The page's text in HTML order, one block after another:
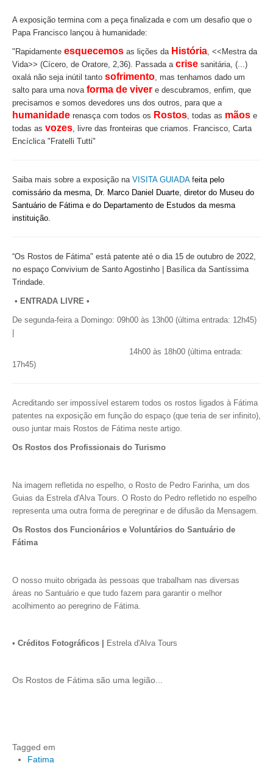
A exposição termina com a peça finalizada e com um desafio que o
Papa Francisco lançou à humanidade:
"Rapidamente esquecemos as lições da História, <<Mestra da
Vida>> (Cícero, de Oratore, 2,36). Passada a crise sanitária, (...)
oxalá não seja inútil tanto sofrimento, mas tenhamos dado um
salto para uma nova forma de viver e descubramos, enfim, que
precisamos e somos devedores uns dos outros, para que a
humanidade renasça com todos os Rostos, todas as mãos e
todas as vozes, livre das fronteiras que criamos. Francisco, Carta
Encíclica "Fratelli Tutti"
Saiba mais sobre a exposição na VISITA GUIADAfeita pelo
comissário da mesma, Dr. Marco Daniel Duarte, diretor do Museu do
Santuário de Fátima e do Departamento de Estudos da mesma
instituição.
“Os Rostos de Fátima" está patente até o dia 15 de outubro de 2022,
no espaço Convivium de Santo Agostinho | Basílica da Santíssima
Trindade.
• ENTRADA LIVRE •
De segunda-feira a Domingo: 09h00 às 13h00 (última entrada: 12h45)
14h00 às 18h00 (última entrada:
17h45)
Acreditando ser impossível estarem todos os rostos ligados à Fátima
patentes na exposição em função do espaço (que teria de ser infinito),
ouso juntar mais Rostos de Fátima neste artigo.
Os Rostos dos Profissionais do Turismo
Na imagem refletida no espelho, o Rosto de Pedro Farinha, um dos
Guias da Estrela d'Alva Tours. O Rosto do Pedro refletido no espelho
representa uma outra forma de peregrinar e de difusão da Mensagem.
Os Rostos dos Funcionários e Voluntários do Santuário de
Fátima
O nosso muito obrigada às pessoas que trabalham nas diversas
áreas no Santuário e que tudo fazem para garantir o melhor
acolhimento ao peregrino de Fátima.
• Créditos Fotográficos | Estrela d'Alva Tours
Os Rostos de Fátima são uma legião...
Tagged em
Fatima